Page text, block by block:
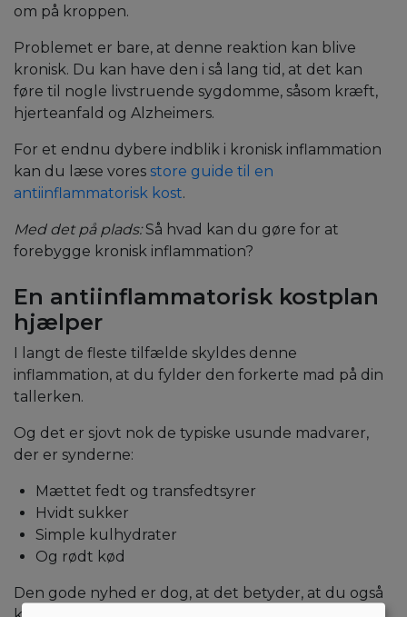
om på kroppen.
Problemet er bare, at denne reaktion kan blive
kronisk. Du kan have den i så lang tid, at det kan
føre til nogle livstruende sygdomme, såsom kræft,
hjerteanfald og Alzheimers.
For et endnu dybere indblik i kronisk inflammation
kan du læse vores store guide til en
antiinflammatorisk kost.
Med det på plads:Så hvad kan du gøre for at
forebygge kronisk inflammation?
En antiinflammatorisk kostplan
hjælper
I langt de fleste tilfælde skyldes denne
inflammation, at du fylder den forkerte mad på din
tallerken.
Og det er sjovt nok de typiske usunde madvarer,
der er synderne:
Mættet fedt og transfedtsyrer
Hvidt sukker
Simple kulhydrater
Og rødt kød
Den gode nyhed er dog, at det betyder, at du også